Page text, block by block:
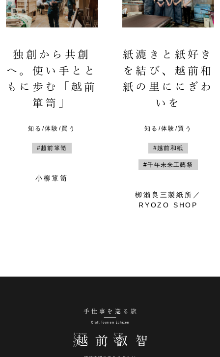
独創から共創
へ。使い手とと
もに歩む「越前
箪笥」
知る/体験/買う
#越前箪笥
小柳箪笥
紙漉きと紙好き
を結び、越前和
紙の里ににぎわ
いを
知る/体験/買う
#越前和紙
#千年未来工藝祭
栁瀨良三製紙所／
RYOZO SHOP